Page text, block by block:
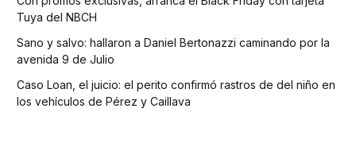
Tuya del NBCH
Sano y salvo: hallaron a Daniel Bertonazzi caminando por la
avenida 9 de Julio
Caso Loan, el juicio: el perito confirmó rastros de del niño en
los vehículos de Pérez y Caillava